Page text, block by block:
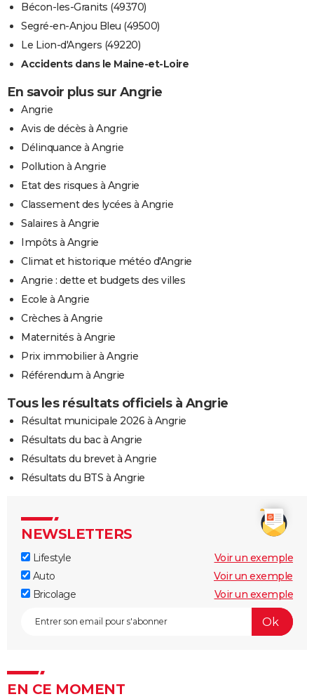
Bécon-les-Granits (49370)
Segré-en-Anjou Bleu (49500)
Le Lion-d'Angers (49220)
Accidents dans le Maine-et-Loire
En savoir plus sur Angrie
Angrie
Avis de décès à Angrie
Délinquance à Angrie
Pollution à Angrie
Etat des risques à Angrie
Classement des lycées à Angrie
Salaires à Angrie
Impôts à Angrie
Climat et historique météo d'Angrie
Angrie : dette et budgets des villes
Ecole à Angrie
Crèches à Angrie
Maternités à Angrie
Prix immobilier à Angrie
Référendum à Angrie
Tous les résultats officiels à Angrie
Résultat municipale 2026 à Angrie
Résultats du bac à Angrie
Résultats du brevet à Angrie
Résultats du BTS à Angrie
NEWSLETTERS
Lifestyle
Voir un exemple
Auto
Voir un exemple
Bricolage
Voir un exemple
EN CE MOMENT